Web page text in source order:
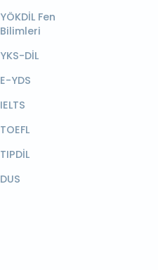
YÖKDİL Fen
Bilimleri
YKS-DİL
E-YDS
IELTS
TOEFL
TIPDİL
DUS